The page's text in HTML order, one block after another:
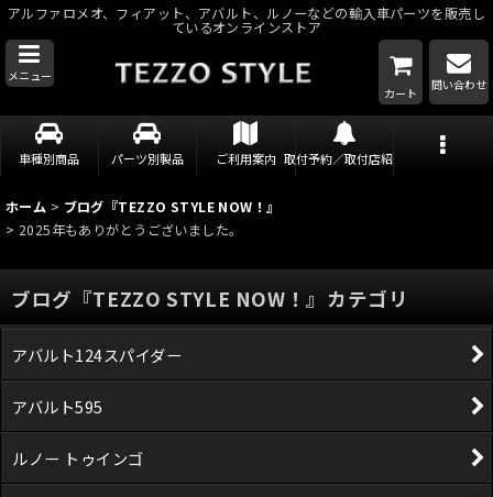
アルファロメオ、フィアット、アバルト、ルノーなどの輸入車パーツを販売し
ているオンラインストア
メニュー
カート
問い合わせ
車種別商品 パーツ別製品 ご利用案内 取付予約／取付店紹介
ホーム > ブログ『TEZZO STYLE NOW！』
> 2025年もありがとうございました。
ブログ『TEZZO STYLE NOW！』カテゴリ
アバルト124スパイダー
アバルト595
ルノー トゥインゴ